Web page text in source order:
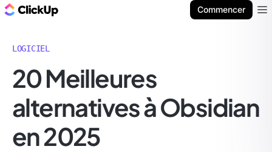
Commencer
LOGICIEL
20 Meilleures
alternatives à Obsidian
en 2025